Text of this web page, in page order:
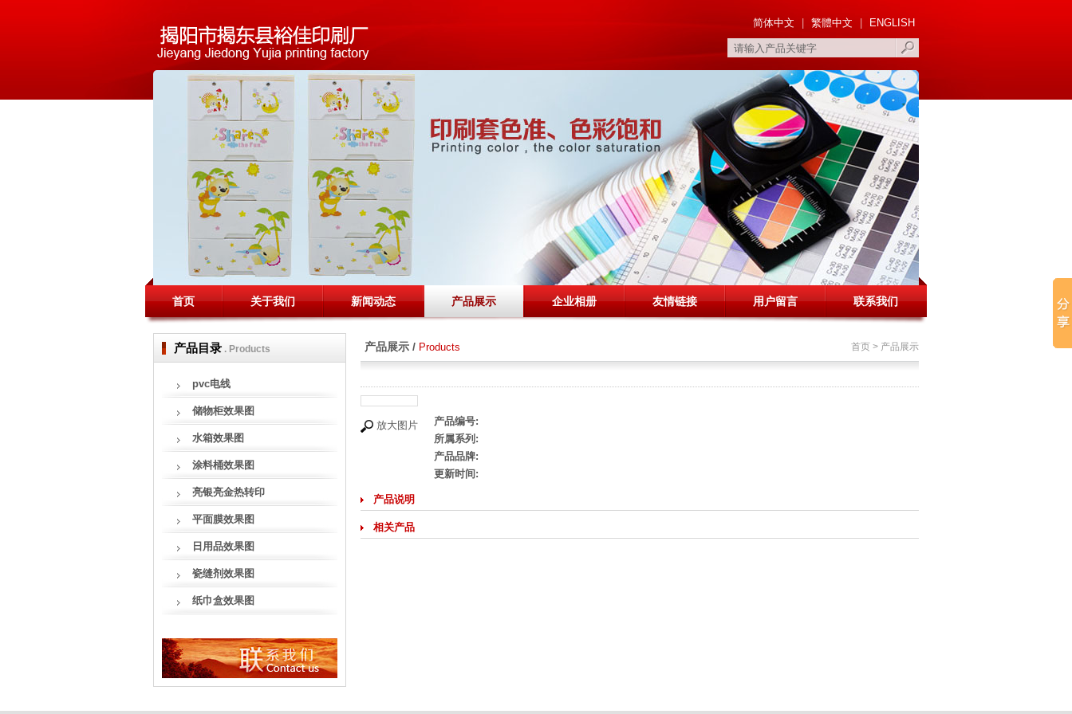
首页 关于我们 新闻动态 产品展示 企业相册 友情链接 用户留言 联系我们
简体中文 繁體中文 ENGLISH
产品目录 . Products
pvc电线
储物柜效果图
水箱效果图
涂料桶效果图
亮银亮金热转印
平面膜效果图
日用品效果图
瓷缝剂效果图
纸巾盒效果图
首页 > 产品展示
产品展示 / Products
放大图片
产品编号:
所属系列:
产品品牌:
更新时间:
产品说明
相关产品